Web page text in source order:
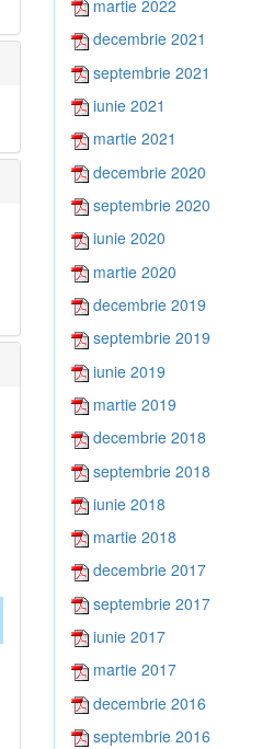
martie 2022
decembrie 2021
septembrie 2021
iunie 2021
martie 2021
decembrie 2020
septembrie 2020
iunie 2020
martie 2020
decembrie 2019
septembrie 2019
iunie 2019
martie 2019
decembrie 2018
septembrie 2018
iunie 2018
martie 2018
decembrie 2017
septembrie 2017
iunie 2017
martie 2017
decembrie 2016
septembrie 2016